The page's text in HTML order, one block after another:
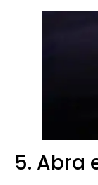
5. Abra